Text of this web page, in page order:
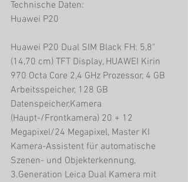
Technische Daten:
Huawei P20
Huawei P20 Dual SIM Black FH: 5,8"
(14,70 cm) TFT Display, HUAWEI Kirin
970 Octa Core 2,4 GHz Prozessor, 4 GB
Arbeitsspeicher, 128 GB
Datenspeicher,Kamera
(Haupt-/Frontkamera) 20 + 12
Megapixel/24 Megapixel, Master KI
Kamera-Assistent für automatische
Szenen- und Objekterkennung,
3.Generation Leica Dual Kamera mit